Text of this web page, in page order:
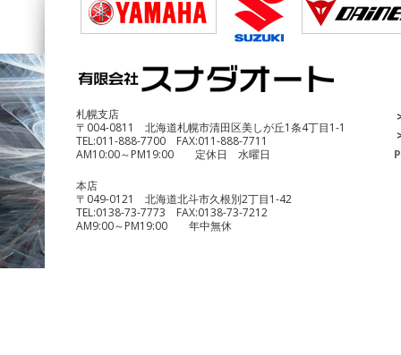
¥690,000
札幌支店
〒004-0811 北海道札幌市清田区美しが丘1条4丁目1-1
TEL:011-888-7700 FAX:011-888-7711
AM10:00～PM19:00 定休日 水曜日
本店
〒049-0121 北海道北斗市久根別2丁目1-42
TEL:0138-73-7773 FAX:0138-73-7212
AM9:00～PM19:00 年中無休